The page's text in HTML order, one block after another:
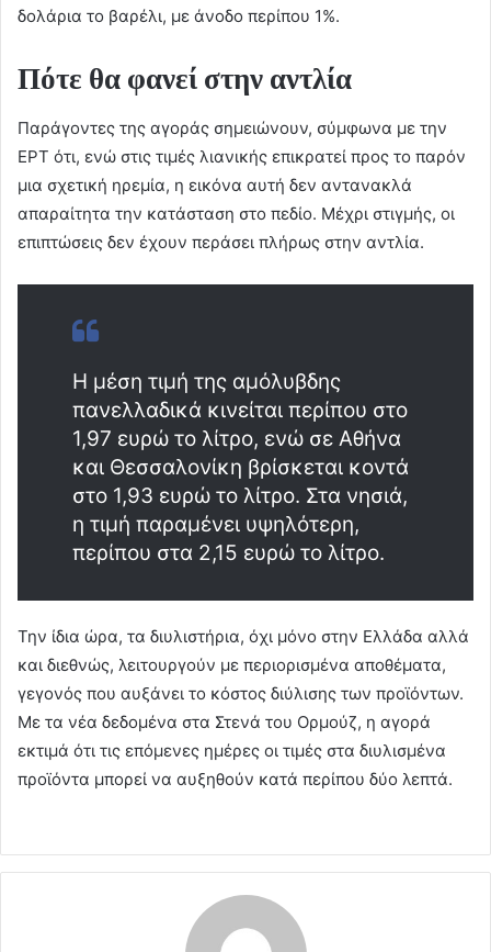
δολάρια το βαρέλι, με άνοδο περίπου 1%.
Πότε θα φανεί στην αντλία
Παράγοντες της αγοράς σημειώνουν, σύμφωνα με την
ΕΡΤ ότι, ενώ στις τιμές λιανικής επικρατεί προς το παρόν
μια σχετική ηρεμία, η εικόνα αυτή δεν αντανακλά
απαραίτητα την κατάσταση στο πεδίο. Μέχρι στιγμής, οι
επιπτώσεις δεν έχουν περάσει πλήρως στην αντλία.
Η μέση τιμή της αμόλυβδης
πανελλαδικά κινείται περίπου στο
1,97 ευρώ το λίτρο, ενώ σε Αθήνα
και Θεσσαλονίκη βρίσκεται κοντά
στο 1,93 ευρώ το λίτρο. Στα νησιά,
η τιμή παραμένει υψηλότερη,
περίπου στα 2,15 ευρώ το λίτρο.
Την ίδια ώρα, τα διυλιστήρια, όχι μόνο στην Ελλάδα αλλά
και διεθνώς, λειτουργούν με περιορισμένα αποθέματα,
γεγονός που αυξάνει το κόστος διύλισης των προϊόντων.
Με τα νέα δεδομένα στα Στενά του Ορμούζ, η αγορά
εκτιμά ότι τις επόμενες ημέρες οι τιμές στα διυλισμένα
προϊόντα μπορεί να αυξηθούν κατά περίπου δύο λεπτά.